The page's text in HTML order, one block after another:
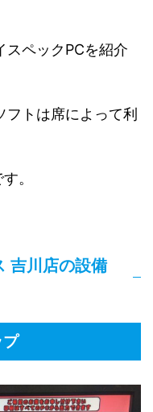
スペックPCを紹介
トは席によって利
。
吉川店の設備
プ